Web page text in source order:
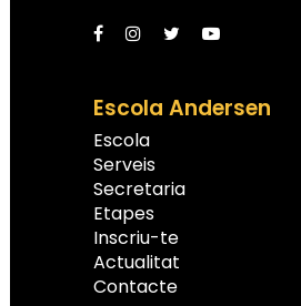
Escola Andersen
Escola
Serveis
Secretaria
Etapes
Inscriu-te
Actualitat
Contacte